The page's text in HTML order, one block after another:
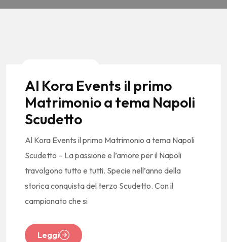
Al Kora Events il primo
Matrimonio a tema Napoli
Scudetto
Al Kora Events il primo Matrimonio a tema Napoli
Scudetto – La passione e l’amore per il Napoli
travolgono tutto e tutti. Specie nell’anno della
storica conquista del terzo Scudetto. Con il
campionato che si
Leggi